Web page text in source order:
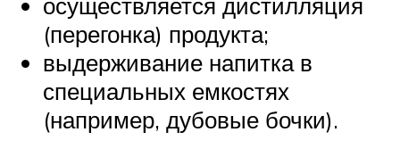
(перегонка) продукта;
выдерживание напитка в
специальных емкостях
(например, дубовые бочки).